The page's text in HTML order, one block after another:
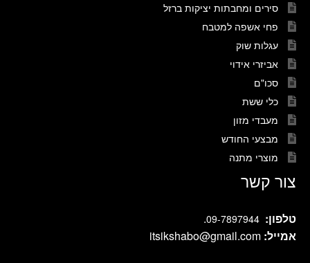
סירים ומחבתות יציקות ברזל
פחי אשפה למטבח
עגלות שוק
אביזרי אידוי
סכו"ם
כלי ששת
מעבדי מזון
מבצעי החודש
מוצרי מתנה
צור קשר
טלפון: 09-7897944
.
אמייל: itsikshabo@gmail.com